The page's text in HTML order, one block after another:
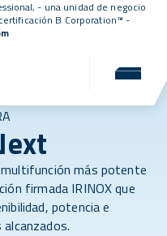
- una unidad de negocio
certificación B Corporation™ -
más potente
firmada IRINOX que
potencia e